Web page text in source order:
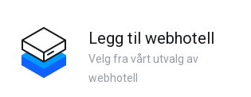
Legg til webhotell
Velg fra vårt utvalg av
webhotell